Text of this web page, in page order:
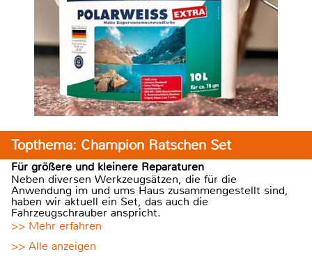
Topthema: Champion Ratschen Set
Für größere und kleinere Reparaturen
Neben diversen Werkzeugsätzen, die für die
Anwendung im und ums Haus zusammengestellt sind,
haben wir aktuell ein Set, das auch die
Fahrzeugschrauber anspricht.
>> Mehr erfahren
>> Alle anzeigen